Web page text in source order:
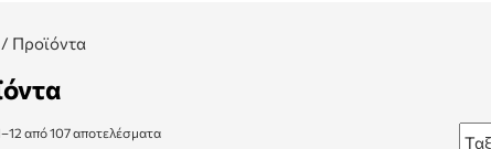
/ Προϊόντα
από 107 αποτελέσματα